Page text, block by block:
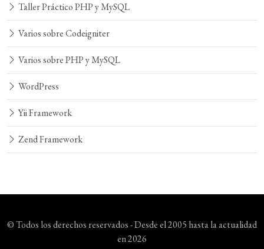
Taller Práctico PHP y MySQL
Varios sobre Codeigniter
Varios sobre PHP y MySQL
WordPress
Yii Framework
Zend Framework
© Todos los derechos reservados - Desde el 2005 hasta la actualidad
en 2026